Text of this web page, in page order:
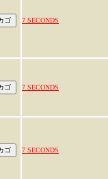
7 SECONDS
7 SECONDS
7 SECONDS